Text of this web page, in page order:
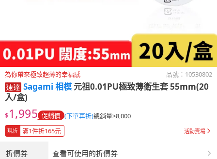
為你帶來極致超薄的幸福感 品號： 10530802
Sagami 相模 元祖0.01PU極致薄衛生套 55mm(20
入/盒)
$1,995 促銷價 (下單再折)總銷量>8,000
現折 滿1件折165元 活動賣場
折價券 查看可使用的折價券